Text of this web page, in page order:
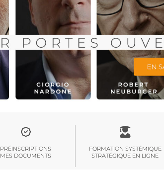
PRÉINSCRIPTIONS
MES DOCUMENTS
FORMATION SYSTÉMIQUE
STRATÉGIQUE EN LIGNE